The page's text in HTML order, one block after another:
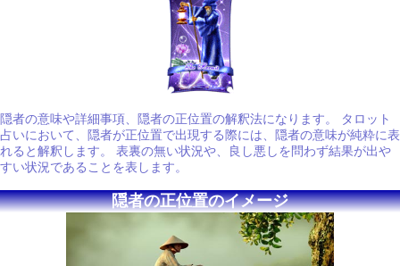
隠者の意味や詳細事項、隠者の正位置の解釈法になります。 タロット
占いにおいて、隠者が正位置で出現する際には、隠者の意味が純粋に表
れると解釈します。 表裏の無い状況や、良し悪しを問わず結果が出や
すい状況であることを表します。
隠者の正位置のイメージ